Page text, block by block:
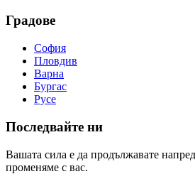
Градове
София
Пловдив
Варна
Бургас
Русе
Последвайте ни
Вашата сила е да продължавате
променяме с вас.